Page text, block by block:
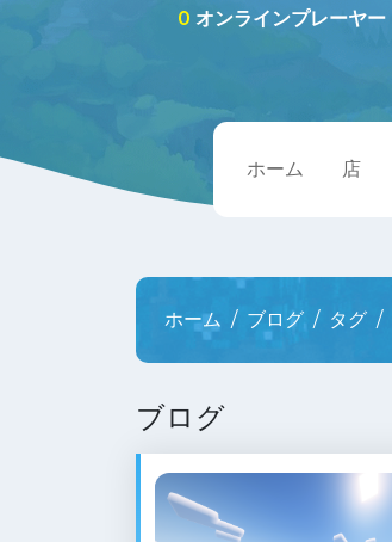
0 オンラインプレーヤー
ホーム 店
ホーム ブログ タグ
ブログ